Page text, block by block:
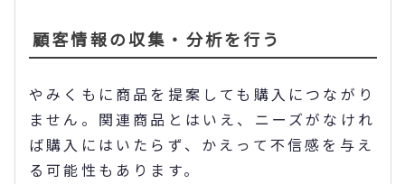
顧客情報の収集・分析を行う
やみくもに商品を提案しても購入につながり
ません。関連商品とはいえ、ニーズがなけれ
ば購入にはいたらず、かえって不信感を与え
る可能性もあります。